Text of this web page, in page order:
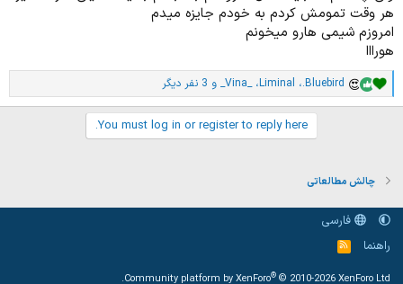
هر وقت تمومش کردم به خودم جایزه میدم
امروزم شیمی هارو میخونم
هورااا
ا
م
ا
:
.Bluebird، Liminal،_Vina_ و 3 نفر دیگر
You must log in or register to reply here.
چالش مطالعاتی
فارسی
راهنما
خ
و
Community platform by XenForo® © 2010-2026 XenForo Ltd.